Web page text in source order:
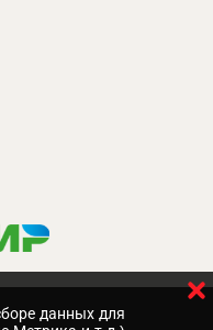
данных для